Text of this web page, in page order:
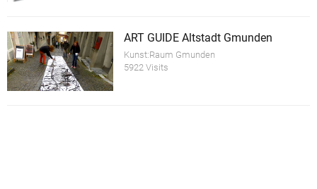
ART GUIDE Altstadt Gmunden
Kunst:Raum Gmunden
5922 Visits